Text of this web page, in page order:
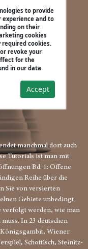
to provide
and to
on their
cookies
cookies.
revoke your
for the
in our data
Accept
manchmal dort auch
Tutorials ist man mit
Bd. 1: Offene
Reihe über die
Sie von versierten
Gebiete unbedingt
verfolgt werden, wie man
In 23 deutschen
Königsgambit, Wiener
Schottisch, Steinitz-